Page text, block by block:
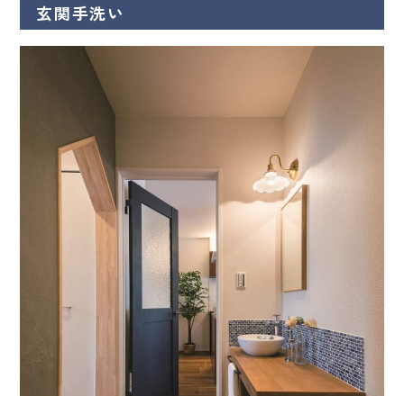
玄関手洗い